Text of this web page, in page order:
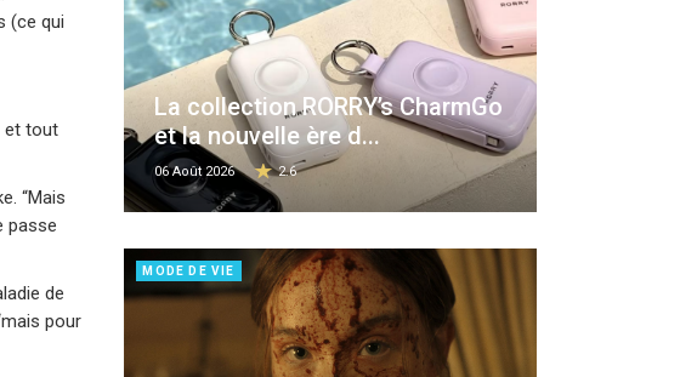
(ce qui
et tout
“Mais
passe
de
pour
La collection RORRY’s CharmGo
et la nouvelle ère d...
06 Août 2026 2.6
MODE DE VIE